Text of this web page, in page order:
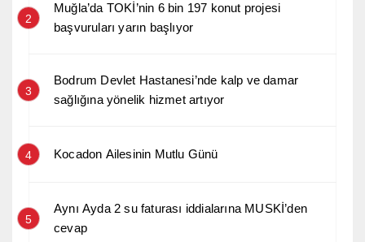
2
Muğla’da TOKİ’nin 6 bin 197 konut projesi
başvuruları yarın başlıyor
3
Bodrum Devlet Hastanesi’nde kalp ve damar
sağlığına yönelik hizmet artıyor
4 Kocadon Ailesinin Mutlu Günü
5
Aynı Ayda 2 su faturası iddialarına MUSKİ’den
cevap